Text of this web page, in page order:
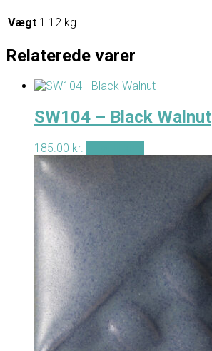
Vægt 1.12 kg
Relaterede varer
SW104 – Black Walnut
185.00 kr.